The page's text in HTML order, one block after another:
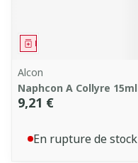
Médicament
Alcon
Naphcon A Collyre 15ml
9,21 €
En rupture de stock